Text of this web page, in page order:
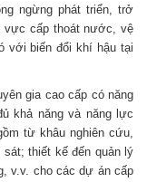
ngừng phát triển, trở
vực cấp thoát nước, vệ
với biến đổi khí hậu tại
gia cao cấp có năng
khả năng và năng lực
từ khâu nghiên cứu,
sát; thiết kế đến quản lý
v.v. cho các dự án cấp